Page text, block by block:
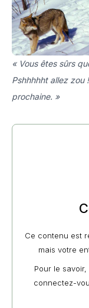
« Vous êtes sûrs
Pshhhhht allez zou
prochaine. »
Ce contenu est
mais votre
Pour le
connectez-